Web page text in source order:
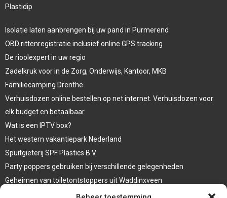
Plastidip
Isolatie laten aanbrengen bij uw pand in Purmerend
OBD rittenregistratie inclusief online GPS tracking
De rioolexpert in uw regio
Zadelkruk voor in de Zorg, Onderwijs, Kantoor, MKB
Familiecamping Drenthe
Verhuisdozen online bestellen op net internet. Verhuisdozen voor
elk budget en betaalbaar.
Wat is een IPTV box?
Het western vakantiepark Nederland
Spuitgieterij SPF Plastics B.V.
Party poppers gebruiken bij verschillende gelegenheden
Geheimen van toiletontstoppers uit Waddinxveen
Vormen van terrasaankleding